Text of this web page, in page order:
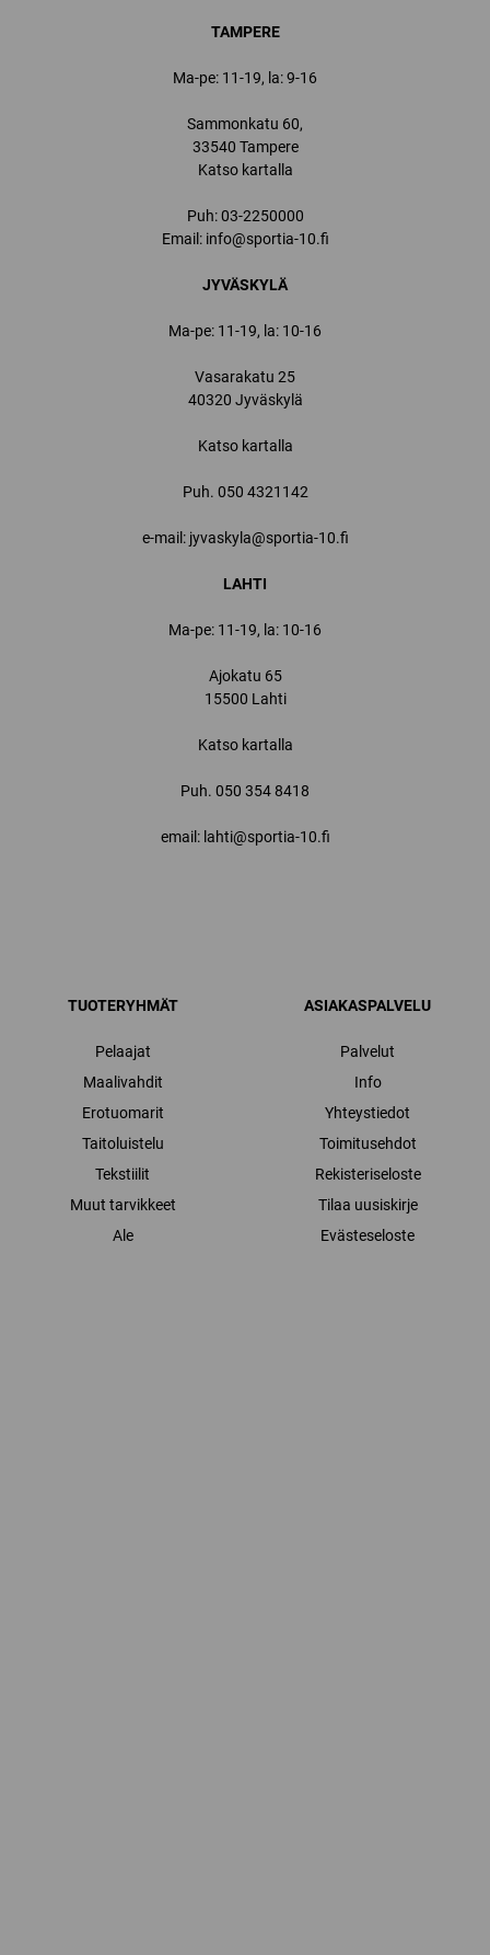
TAMPERE
Ma-pe: 11-19, la: 9-16
Sammonkatu 60,
33540 Tampere
Katso kartalla
Puh:03-2250000
Email: info@sportia-10.fi
JYVÄSKYLÄ
Ma-pe: 11-19, la: 10-16
Vasarakatu 25
40320 Jyväskylä
Katso kartalla
Puh. 050 4321142
e-mail: jyvaskyla@sportia-10.fi
LAHTI
Ma-pe: 11-19, la: 10-16
Ajokatu 65
15500 Lahti
Katso kartalla
Puh. 050 354 8418
email: lahti@sportia-10.fi
TUOTERYHMÄT
Pelaajat
Maalivahdit
Erotuomarit
Taitoluistelu
Tekstiilit
Muut tarvikkeet
Ale
ASIAKASPALVELU
Palvelut
Info
Yhteystiedot
Toimitusehdot
Rekisteriseloste
Tilaa uusiskirje
Evästeseloste